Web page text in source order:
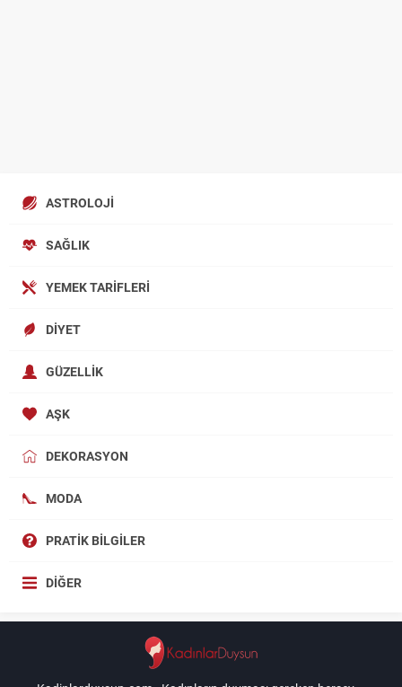
ASTROLOJI
SAĞLIK
YEMEK TARIFLERI
DIYET
GÜZELLIK
AŞK
DEKORASYON
MODA
PRATIK BILGILER
DIĞER